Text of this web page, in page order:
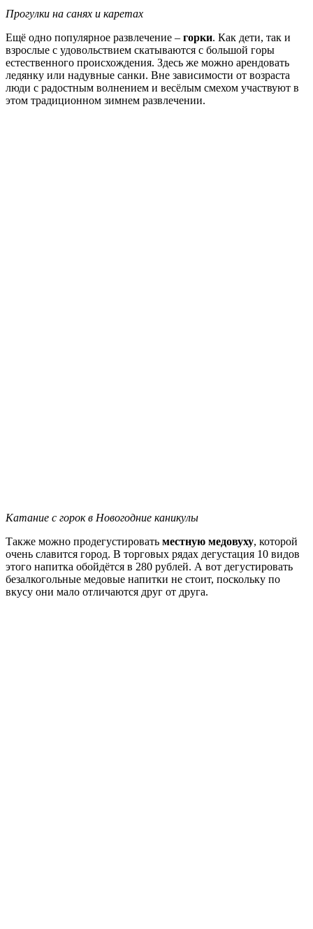
Прогулки на санях и каретах
Ещё одно популярное развлечение – горки. Как дети, так и
взрослые с удовольствием скатываются с большой горы
естественного происхождения. Здесь же можно арендовать
ледянку или надувные санки. Вне зависимости от возраста
люди с радостным волнением и весёлым смехом участвуют в
этом традиционном зимнем развлечении.
Катание с горок в Новогодние каникулы
Также можно продегустировать местную медовуху, которой
очень славится город. В торговых рядах дегустация 10 видов
этого напитка обойдётся в 280 рублей. А вот дегустировать
безалкогольные медовые напитки не стоит, поскольку по
вкусу они мало отличаются друг от друга.